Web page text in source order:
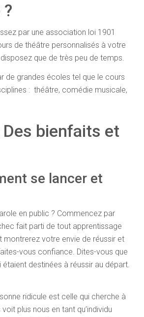
par une association loi 1901
de théâtre personnalisés à votre
que de très peu de temps.
de grandes écoles tel que le cours
: théâtre, comédie musicale,
Des bienfaits et
se lancer et
en public ? Commencez par
fait parti de tout apprentissage
votre envie de réussir et
vous confiance. Dites-vous que
destinées à réussir au départ.
ridicule est celle qui cherche à
plus nous en tant qu’individu